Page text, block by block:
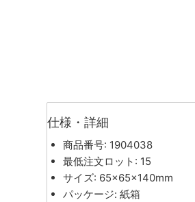
仕様・詳細
商品番号: 1904038
最低注文ロット: 15
サイズ: 65×65×140mm
パッケージ: 紙箱